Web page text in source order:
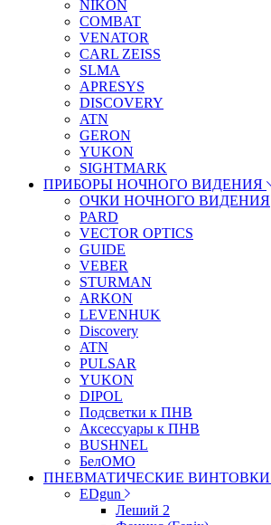
NIKON
COMBAT
VENATOR
CARL ZEISS
SLMA
APRESYS
DISCOVERY
ATN
GERON
YUKON
SIGHTMARK
ПРИБОРЫ НОЧНОГО ВИДЕНИЯ
ОЧКИ НОЧНОГО ВИДЕНИЯ
PARD
VECTOR OPTICS
GUIDE
VEBER
STURMAN
ARKON
LEVENHUK
Discovery
ATN
PULSAR
YUKON
DIPOL
Подсветки к ПНВ
Аксессуары к ПНВ
BUSHNEL
БелОМО
ПНЕВМАТИЧЕСКИЕ ВИНТОВКИ
EDgun
Леший 2